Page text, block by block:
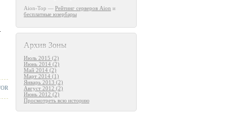
Aion-Top — Рейтинг серверов Aion и
бесплатные юзербары
Архив Зоны
Июль 2015 (2)
Июнь 2014 (2)
Май 2014 (2)
Март 2014 (1)
Январь 2013 (2)
Август 2012 (2)
Июнь 2012 (2)
Просмотреть всю историю